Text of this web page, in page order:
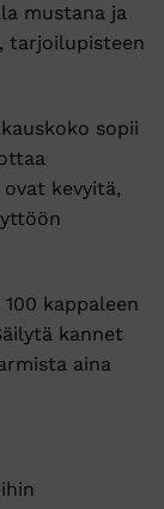
mustana ja
tarjoilupisteen
sopii
kevyitä,
kappaleen
kannet
aina